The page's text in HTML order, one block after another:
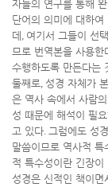
자들의 연구를 통해
단어의 의미에 대하
데 , 여기서 그들이 선
므로 번역본을 사용
수행하도록 만든다는
둘째로, 성경 자체가
은 역사 속에서 사람
성 때문에 해석이 필
고 있다. 그럼에도 성
말씀이므로 역사적 특
적 특수성이란 긴장이
성경은 신적인 책이